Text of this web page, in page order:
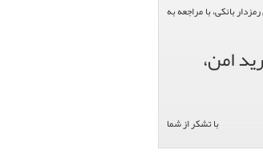
بانکی، با مراجعه به
امن،
با تشکر از شما